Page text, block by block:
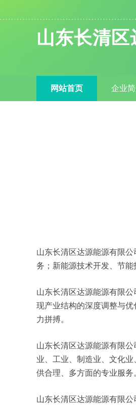
山东长清区
网站首页 企业
山东长清区达源能源有限
务；新能源技术开发、节
山东长清区达源能源有限
现产业结构的深度调整与
力拼搏。
山东长清区达源能源有限
业、工业、制造业、文化
供合理、多方面的专业服务
山东长清区达源能源有限